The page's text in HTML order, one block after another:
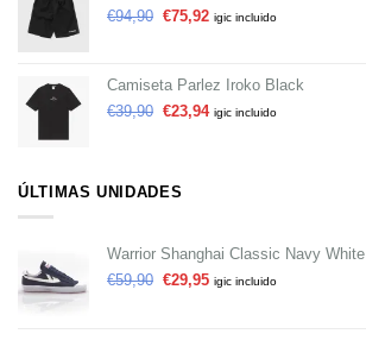
€94,90 €75,92 igic incluido
Camiseta Parlez Iroko Black
€39,90 €23,94 igic incluido
ÚLTIMAS UNIDADES
Warrior Shanghai Classic Navy White
€59,90 €29,95 igic incluido